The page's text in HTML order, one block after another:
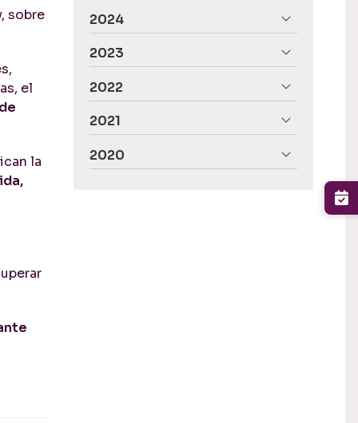
sobre
el
la
2024
2023
2022
2021
2020